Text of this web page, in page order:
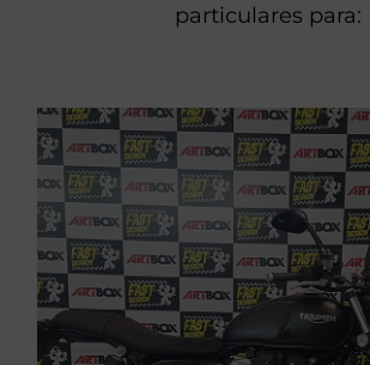
particulares para: